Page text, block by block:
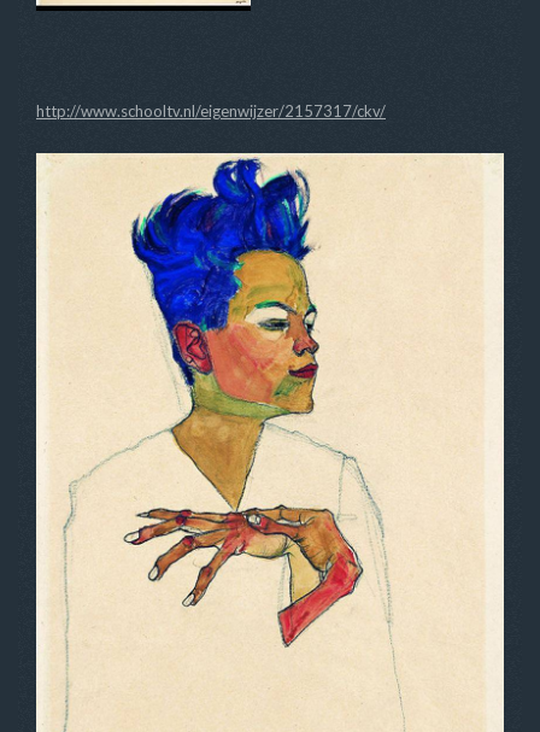
http://www.schooltv.nl/eigenwijzer/2157317/ckv/